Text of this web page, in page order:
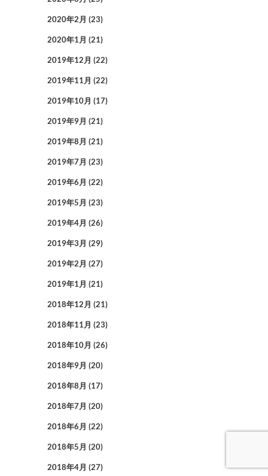
2020年2月 (23)
2020年1月 (21)
2019年12月 (22)
2019年11月 (22)
2019年10月 (17)
2019年9月 (21)
2019年8月 (21)
2019年7月 (23)
2019年6月 (22)
2019年5月 (23)
2019年4月 (26)
2019年3月 (29)
2019年2月 (27)
2019年1月 (21)
2018年12月 (21)
2018年11月 (23)
2018年10月 (26)
2018年9月 (20)
2018年8月 (17)
2018年7月 (20)
2018年6月 (22)
2018年5月 (20)
2018年4月 (27)